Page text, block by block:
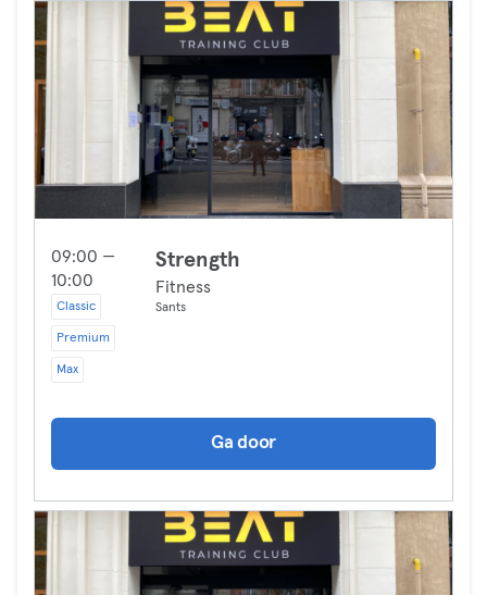
09:00 —
10:00
Classic
Premium
Max
Strength
Fitness
Sants
Ga door